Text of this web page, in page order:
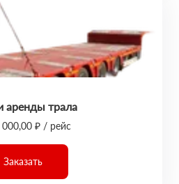
аренды трала
000,00 ₽ / рейс
Заказать